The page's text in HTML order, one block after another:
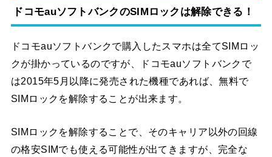
ドコモauソフトバンクのSIMロックは解除できる！
ドコモauソフトバンクで購入したスマホは全てSIMロッ
クが掛かっているのですが、ドコモauソフトバンクで
は2015年5月以降に発売された機種であれば、無料で
SIMロックを解除することが出来ます。
SIMロックを解除することで、そのキャリア以外の回線
の格安SIMでも使える可能性が出てきますが、完全な